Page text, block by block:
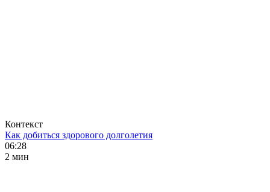
Контекст
Как добиться здорового долголетия
06:28
2 мин